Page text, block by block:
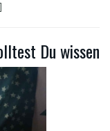
Du wissen